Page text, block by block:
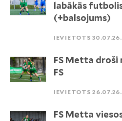
labākās
(+balsojums)
IEVIETOTS 30.07.26.
FS Metta droši
FS
IEVIETOTS 26.07.26.
FS Metta